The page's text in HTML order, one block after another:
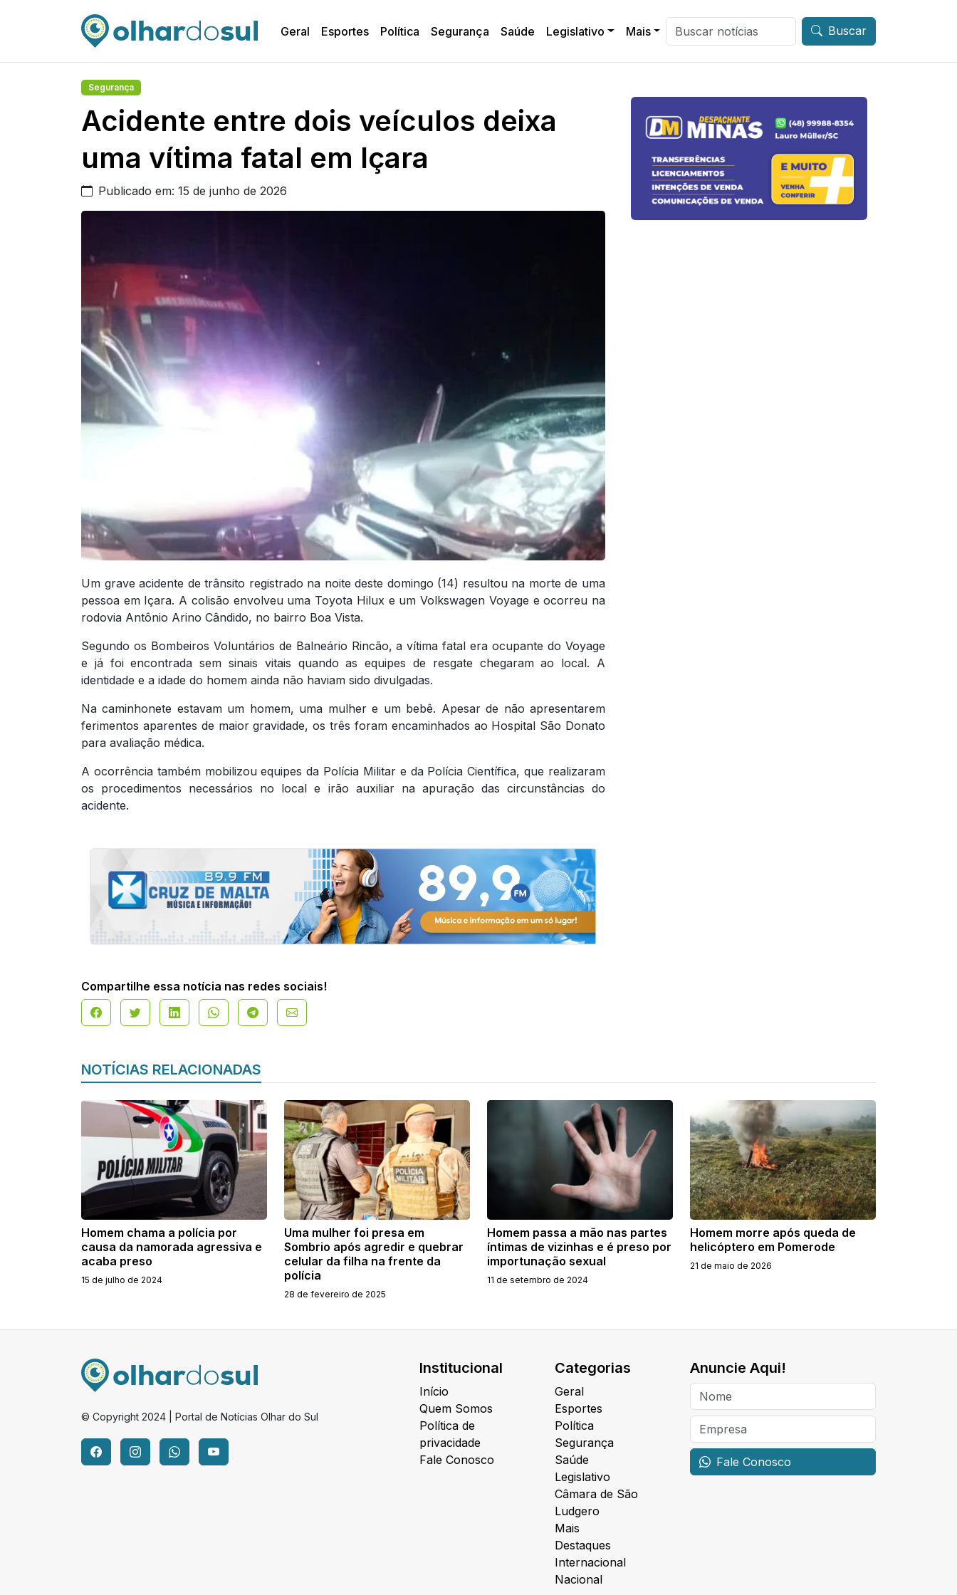
Geral Esportes Política Segurança Saúde Legislativo Mais Buscar
Segurança
Acidente entre dois veículos deixa
uma vítima fatal em Içara
Publicado em: 15 de junho de 2026
Um grave acidente de trânsito registrado na noite deste domingo (14) resultou na morte de uma
pessoa em Içara. A colisão envolveu uma Toyota Hilux e um Volkswagen Voyage e ocorreu na
rodovia Antônio Arino Cândido, no bairro Boa Vista.
Segundo os Bombeiros Voluntários de Balneário Rincão, a vítima fatal era ocupante do Voyage
e já foi encontrada sem sinais vitais quando as equipes de resgate chegaram ao local. A
identidade e a idade do homem ainda não haviam sido divulgadas.
Na caminhonete estavam um homem, uma mulher e um bebê. Apesar de não apresentarem
ferimentos aparentes de maior gravidade, os três foram encaminhados ao Hospital São Donato
para avaliação médica.
A ocorrência também mobilizou equipes da Polícia Militar e da Polícia Científica, que realizaram
os procedimentos necessários no local e irão auxiliar na apuração das circunstâncias do
acidente.
Compartilhe essa notícia nas redes sociais!
NOTÍCIAS RELACIONADAS
Homem chama a polícia por
causa da namorada agressiva e
acaba preso
15 de julho de 2024
Uma mulher foi presa em
Sombrio após agredir e quebrar
celular da filha na frente da
polícia
28 de fevereiro de 2025
Homem passa a mão nas partes
íntimas de vizinhas e é preso por
importunação sexual
11 de setembro de 2024
Homem morre após queda de
helicóptero em Pomerode
21 de maio de 2026
© Copyright 2024 | Portal de Notícias Olhar do Sul
Institucional
Início
Quem Somos
Política de
privacidade
Fale Conosco
Categorias
Geral
Esportes
Política
Segurança
Saúde
Legislativo
Câmara de São
Ludgero
Mais
Destaques
Internacional
Nacional
Anuncie Aqui!
Fale Conosco